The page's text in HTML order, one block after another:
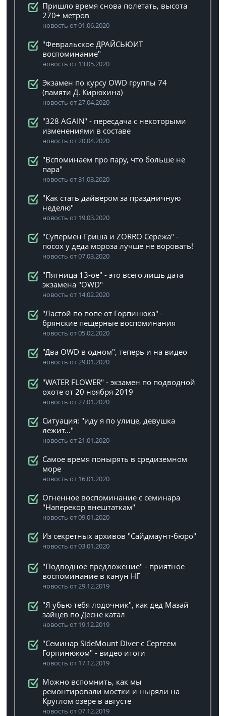
Пришло время снова полетать, высота
270+ метров
новость от 01.06.2020
"Февральское ДРАЙСЬЮИТ
воспоминание"
новость от 13.05.2020
Экзамен по курсу OWD группы 74
(памяти Д. Кирюхина)
новость от 27.04.2020
"328 AGAIN" - пересдача с некоторыми
изменениями в составе
новость от 20.04.2020
"Вспоминаем про пару, что больше не
пара"
новость от 31.03.2020
"Как стать дайвером за праздничную
неделю"
новость от 19.03.2020
"Супермен Гриша и ZORRO Сережа" -
посох у деда мороза лучше не воровать!
новость от 07.03.2020
"Пятница 13-ое" - это всего лишь дата
экзамена "OWD"
новость от 14.02.2020
"Ластой по попе от Горпинюка" -
брянские пещерные воспоминания
новость от 05.02.2020
"Два OWD в одном", теперь и на видео
новость от 29.01.2020
"WATER FLOWER" - экзамен по подводной
охоте от 20 ноября 2019
новость от 27.01.2020
Ситуация: "иду я по улице, девушка
лежит..."
новость от 21.01.2020
Самое время понырять в средиземном
море
новость от 16.01.2020
Огненное воспоминание с семинара
"Наперекор внештаткам"
новость от 09.01.2020
Из секретных архивов "Сайдмаунт-бюро"
новость от 03.01.2020
"Подводное предложение" - приятное
воспоминание в канун НГ
новость от 29.12.2019
"Я убью тебя лодочник", как дед Мазай
зайцев по Десне катал
новость от 19.12.2019
"Семинар SideMount Diver с Сергеем
Горпинюком" - видео итоги
новость от 17.12.2019
Можно вспомнить, как мы
ремонтировали мостки и ныряли на
Круглом озере в августе
новость от 07.12.2019